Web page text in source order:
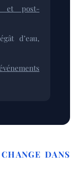
et post-
d’eau,
DANS